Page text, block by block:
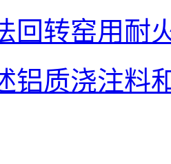
回转窑用耐
铝质浇注料